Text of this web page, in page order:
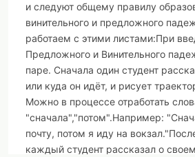
и следуют общему правилу
винительного и предложного
работаем с этими листами:При
Предложного и Винительного
паре. Сначала один студент
или куда он идёт, и рисует
Можно в процессе отработать
"сначала","потом".Например:
почту, потом я иду на
каждый студент рассказал о